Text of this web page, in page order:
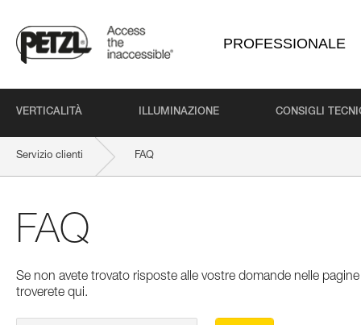
PROFESSIONALE
VERTICALITÀ ILLUMINAZIONE CONSIGLI
Servizio clienti FAQ
FAQ
Se non avete trovato risposte alle vostre domande nelle
troverete qui.